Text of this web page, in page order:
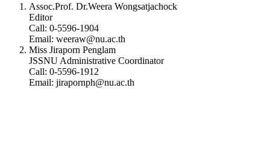
Assoc.Prof. Dr.Weera Wongsatjachock
Editor
Call: 0-5596-1904
Email: weeraw@nu.ac.th
Miss Jiraporn Penglam
JSSNU Administrative Coordinator
Call: 0-5596-1912
Email: jirapornph@nu.ac.th